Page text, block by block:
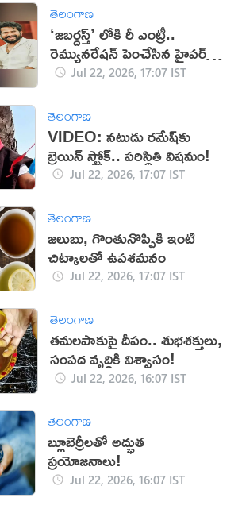
తెలంగాణ
‘జబర్దస్త్’ లోకి రీ ఎంట్రీ..
రెమ్యునరేషన్ పెంచేసిన హైపర్
ఆది!Jul 22, 2026, 17:07 IST
తెలంగాణ
VIDEO: నటుడు రమేష్‌‌కు
బ్రెయిన్ స్ట్రోక్.. పరిస్థితి విషమం!
Jul 22, 2026, 17:07 IST
తెలంగాణ
జలుబు, గొంతునొప్పికి ఇంటి
చిట్కాలతో ఉపశమనం
Jul 22, 2026, 17:07 IST
తెలంగాణ
తమలపాకుపై దీపం.. శుభశక్తులు,
సంపద వృద్ధికి విశ్వాసం!
Jul 22, 2026, 16:07 IST
తెలంగాణ
బ్లూబెర్రీలతో అద్భుత
ప్రయోజనాలు!
Jul 22, 2026, 16:07 IST